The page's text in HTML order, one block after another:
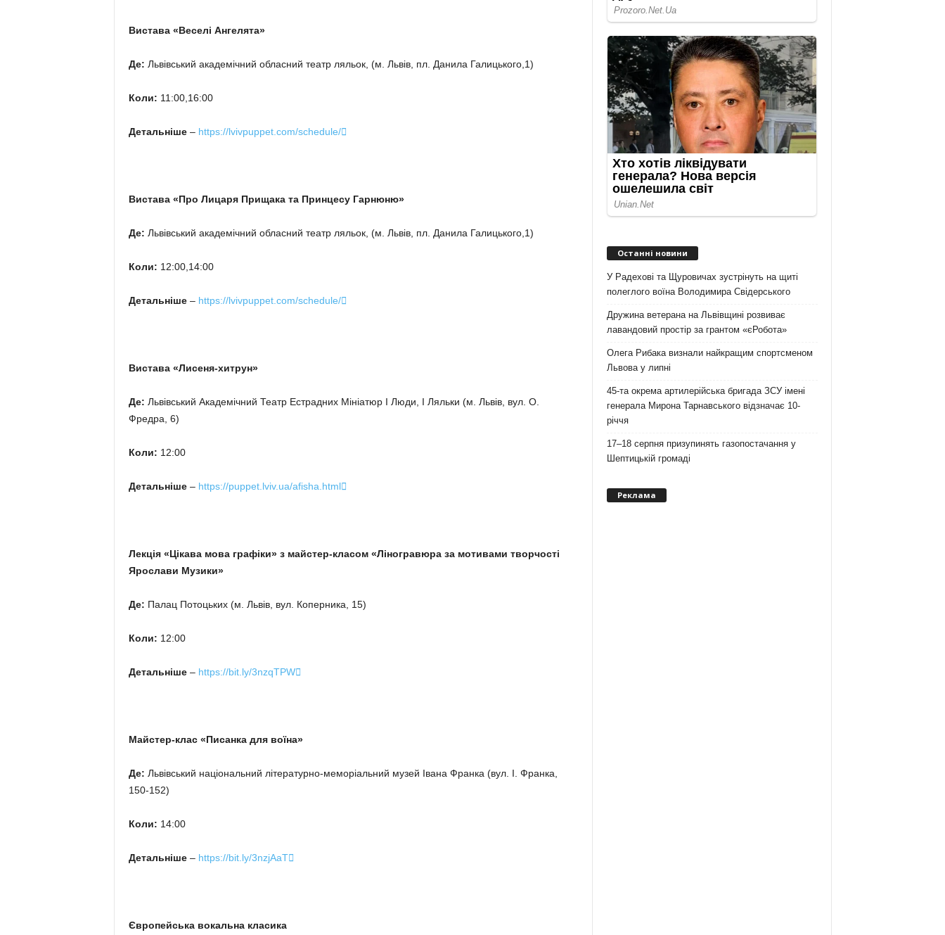
Вистава «Веселі Ангелята»
Де: Львівський академічний обласний театр ляльок, (м. Львів, пл. Данила Галицького,1)
Коли: 11:00,16:00
Детальніше– https://lvivpuppet.com/schedule/
Вистава «Про Лицаря Прищака та Принцесу Гарнюню»
Де: Львівський академічний обласний театр ляльок, (м. Львів, пл. Данила Галицького,1)
Коли: 12:00,14:00
Детальніше– https://lvivpuppet.com/schedule/
Вистава «Лисеня-хитрун»
Де: Львівський Академічний Театр Естрадних Мініатюр І Люди, І Ляльки (м. Львів, вул. О.
Фредра, 6)
Коли: 12:00
Детальніше– https://puppet.lviv.ua/afisha.html
Лекція «Цікава мова графіки» з майстер-класом «Ліногравюра за мотивами творчості
Ярослави Музики»
Де: Палац Потоцьких (м. Львів, вул. Коперника, 15)
Коли: 12:00
Детальніше– https://bit.ly/3nzqTPW
Майстер-клас «Писанка для воїна»
Де: Львівський національний літературно-меморіальний музей Івана Франка (вул. І. Франка,
150-152)
Коли: 14:00
Детальніше– https://bit.ly/3nzjAaT
Європейська вокальна класика
Останні новини
У Радехові та Щуровичах зустрінуть на щиті
полеглого воїна Володимира Свідерського
Дружина ветерана на Львівщині розвиває
лавандовий простір за грантом «єРобота»
Олега Рибака визнали найкращим спортсменом
Львова у липні
45-та окрема артилерійська бригада ЗСУ імені
генерала Мирона Тарнавського відзначає 10-
річчя
17–18 серпня призупинять газопостачання у
Шептицькій громаді
Реклама